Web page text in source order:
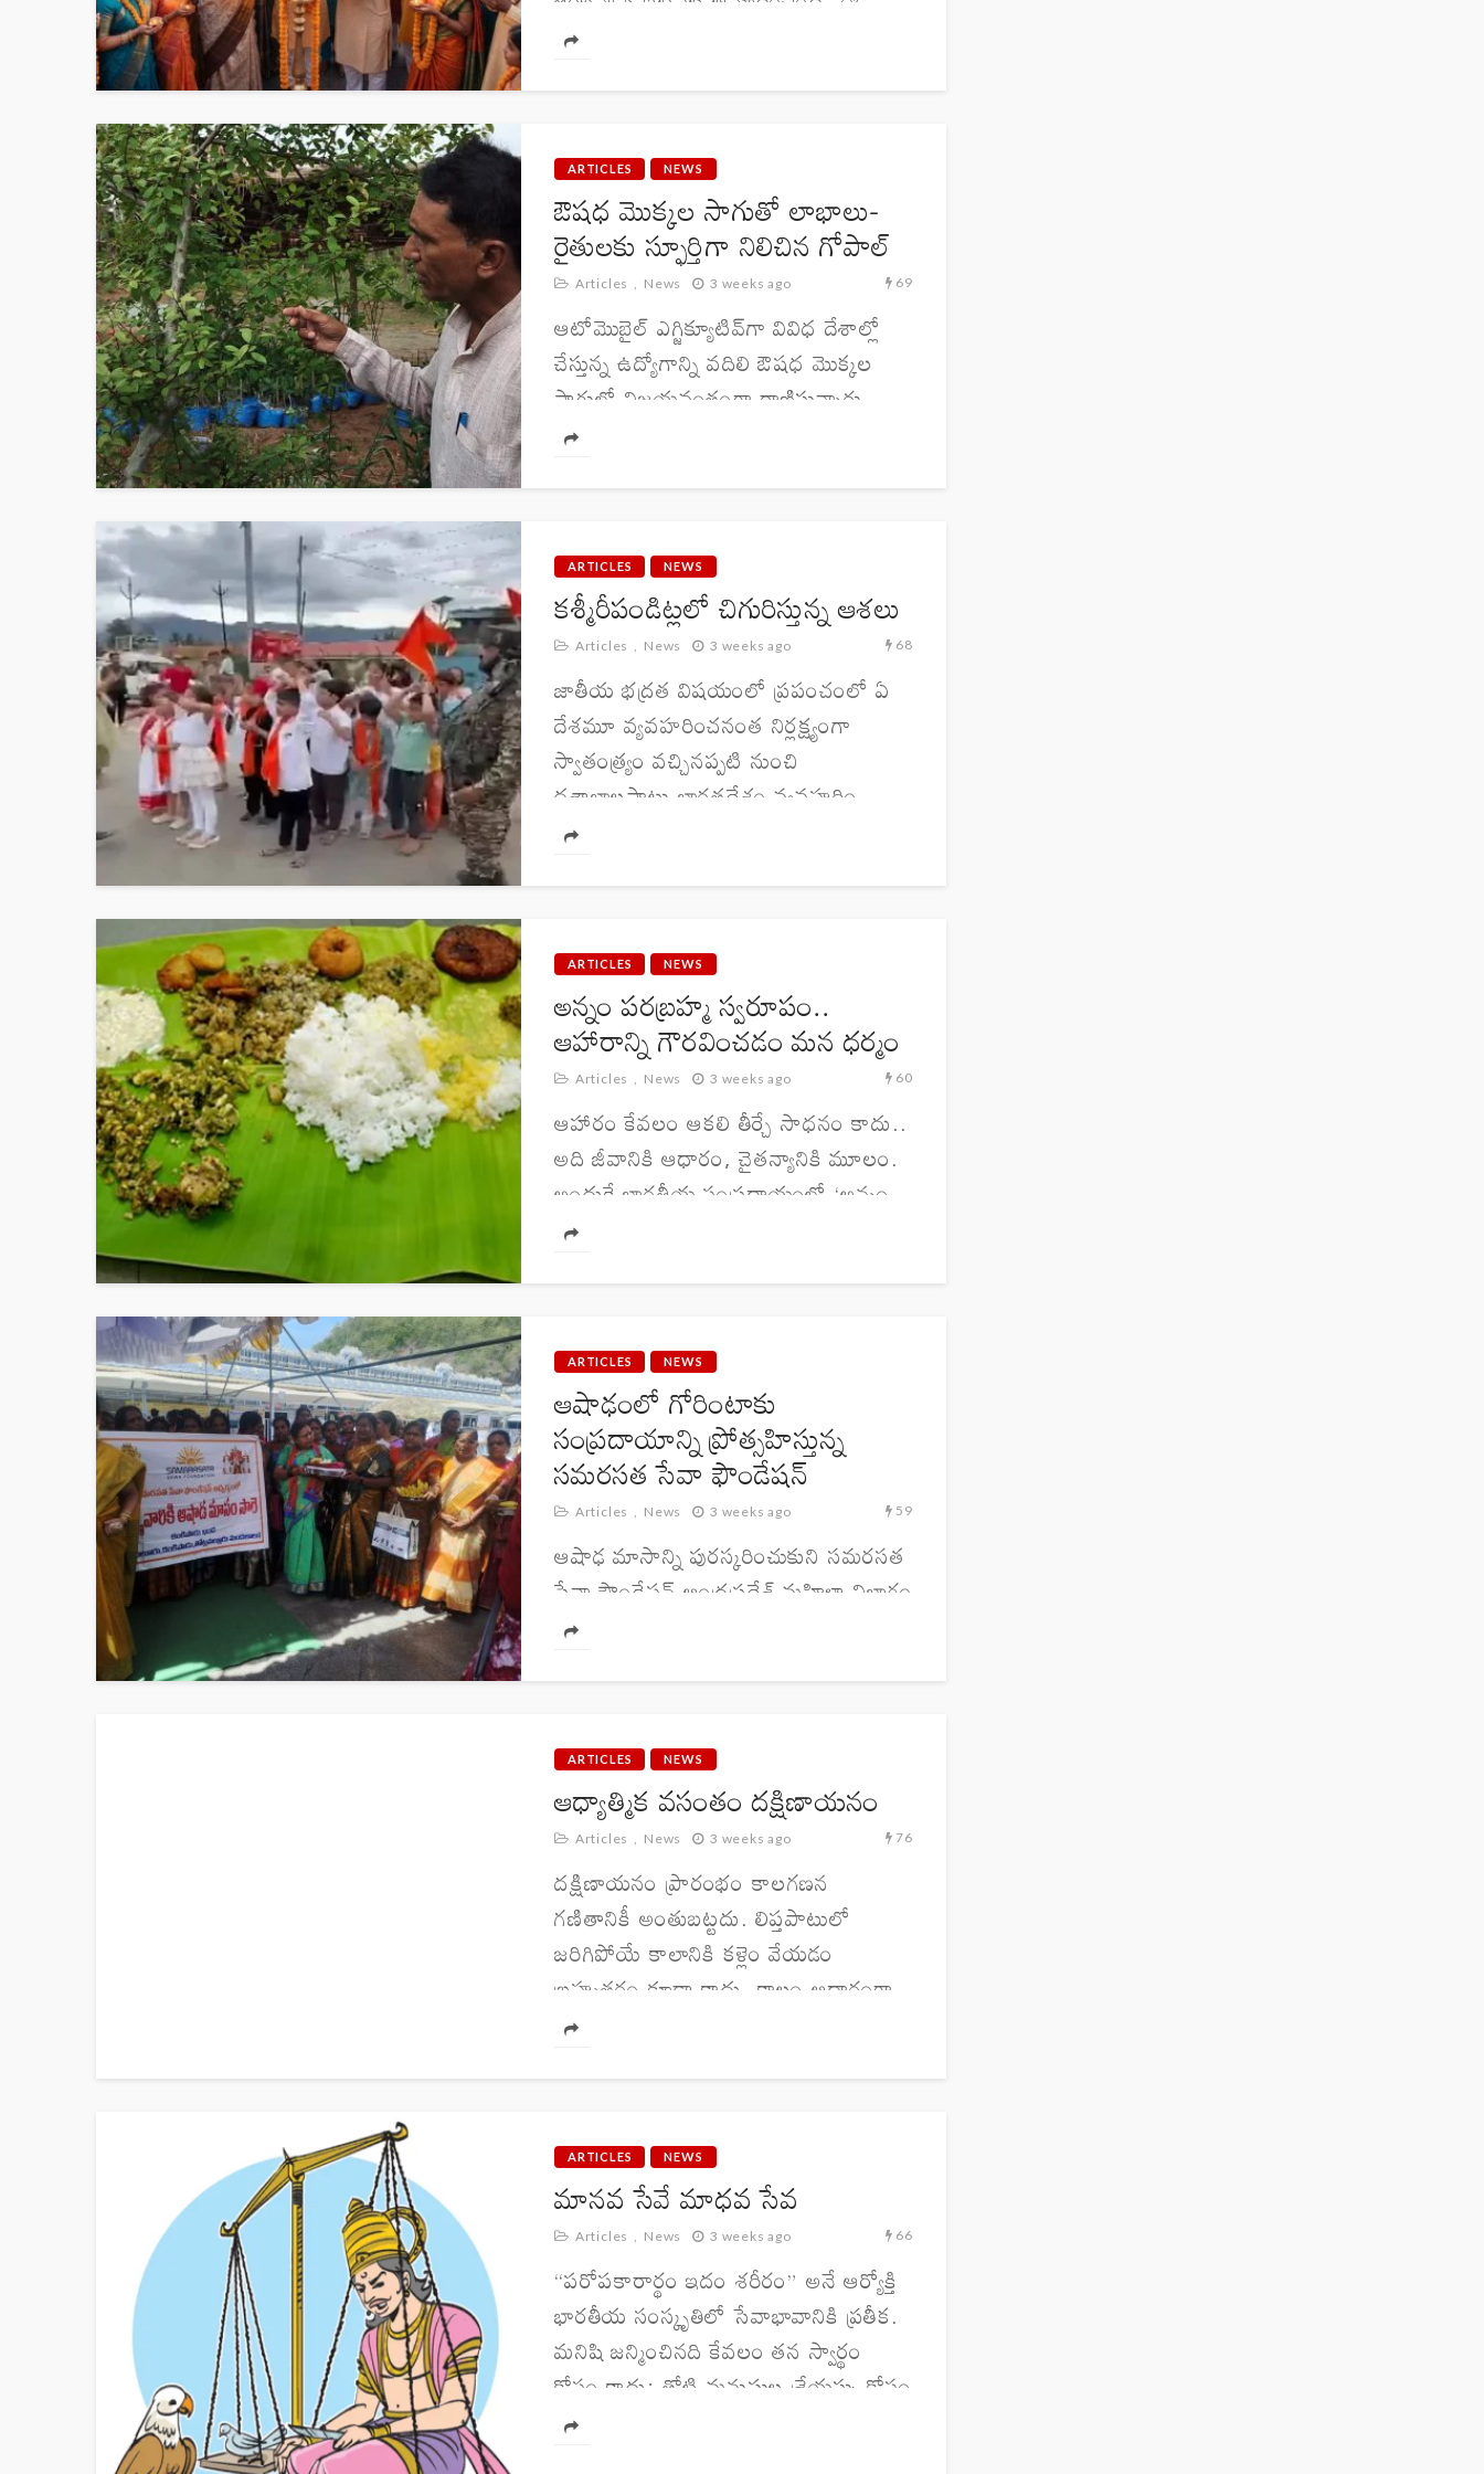
సందర్భంగా భారతీయసంతతికి చెందిన
కాంగ్రె స్ సభ్యుడు శాన్‌ఫోర్డ్ బిషప్
ఖండిస్తూ...
ARTICLES NEWS
ఔషధ మొక్కల సాగుతో లాభాలు-
రైతులకు స్ఫూర్తిగా నిలిచిన గోపాల్​
Articles News 3 weeks ago 69
ఆటోమొబైల్ ఎగ్జిక్యూటివ్​గా వివిధ దేశాల్లో
చేస్తున్న ఉద్యోగాన్ని వదిలి ఔషధ మొక్కల
సాగులో విజయవంతంగా రాణిస్తున్నారు
బిహార్​కు చెందిన ఓ వ్యక్తి. ప్రకృతిని
అంతరించిపోతున్న ఔషధ మొక్కలను
ప్రయాణం ఇప్పుడు రైతులకు...
ARTICLES NEWS
కశ్మీరీపండిట్లలో చిగురిస్తున్న ఆశలు
Articles News 3 weeks ago 68
జాతీయ భద్రత విషయంలో ప్రపంచంలో ఏ
దేశమూ వ్యవహరించనంత నిర్లక్ష్యంగా
స్వాతంత్య్రం వచ్చినప్పటి నుంచి
దశాబ్దాలపాటు భారతదేశం వ్యవహరిం
చిందనడంలో అతిశయోక్తి లేదు. ఆ నిర్లక్ష్య
1947లో 24 నెలలపాటు జరిగిన యుద్ధంలో
ARTICLES NEWS
అన్నం పరబ్రహ్మ స్వరూపం..
ఆహారాన్ని గౌరవించడం మన ధర్మం
Articles News 3 weeks ago 60
ఆహారం కేవలం ఆకలి తీర్చే సాధనం కాదు..
అది జీవానికి ఆధారం, చైతన్యానికి మూలం.
అందుకే భారతీయ సంప్రదాయంలో ‘అన్నం
పరబ్రహ్మ స్వరూపం’ అని భావిస్తారు. అన్నం
వంటి ధాన్యాలు మాత్రమే కాదు. జీవిని...
ARTICLES NEWS
ఆషాఢంలో గోరింటాకు
సంప్రదాయాన్ని ప్రోత్సహిస్తున్న
సమరసత సేవా ఫౌండేషన్
Articles News 3 weeks ago 59
ఆషాఢ మాసాన్ని పురస్కరించుకుని సమరసత
సేవా ఫౌండేషన్ ఆంధ్రప్రదేశ్ మహిళా విభాగం
ఆధ్వర్యంలో రాష్ట్రవ్యాప్తంగా "గోరింటా
కార్యక్రమాన్ని నిర్వహించనున్నట్లు ప్రాంత
తెలిపారు. భారతీయ సంస్కృతిలో గోరింటాకు
శుభానికి, సౌభాగ్యానికి...
ARTICLES NEWS
ఆధ్యాత్మిక వసంతం దక్షిణాయనం
Articles News 3 weeks ago 76
దక్షిణాయనం ప్రారంభం కాలగణన
గణితానికీ అంతుబట్టదు. లిప్తపాటులో
జరిగిపోయే కాలానికి కళ్లెం వేయడం
బ్రహ్మతరం కూడా కాదు. కాలం ఆధారంగా
జీవనయానం చేసే మనుషుల కోసం మన
గణించి.. కాలానుగుణంగా రుతువులుగా
ARTICLES NEWS
మానవ సేవే మాధవ సేవ
Articles News 3 weeks ago 66
“పరోపకారార్థం ఇదం శరీరం” అనే ఆర్యోక్తి
భారతీయ సంస్కృతిలో సేవాభావానికి ప్రతీక.
మనిషి జన్మించినది కేవలం తన స్వార్థం
కోసం కాదు; తోటి మనుషుల శ్రేయస్సు కోసం
కూడా. ఇతరుల బాధను తన బాధగా